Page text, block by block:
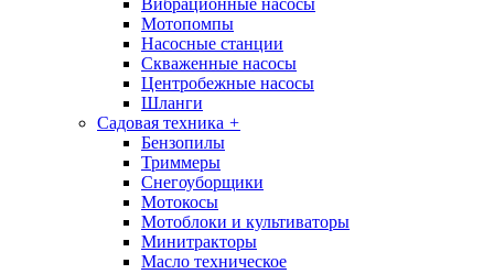
Вибрационные насосы
Мотопомпы
Насосные станции
Скваженные насосы
Центробежные насосы
Шланги
Садовая техника +
Бензопилы
Триммеры
Снегоуборщики
Мотокосы
Мотоблоки и культиваторы
Минитракторы
Масло техническое